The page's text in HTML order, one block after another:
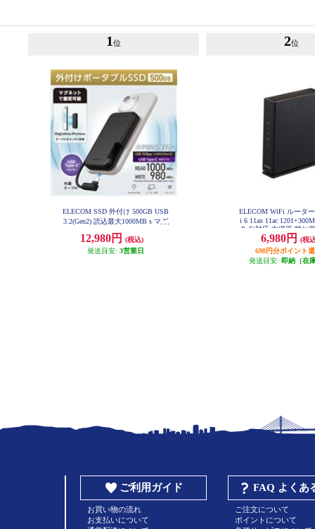
1 位
ELECOM SSD 外付け 500GB USB
3.2(Gen2) 読込最大1000MB s マグ
ポータブル ブラック ESD-EPB050
0GBK
12,980円
(税込)
発送目安: 3営業日
2位
ELECOM WiFi ルータ
i 6 11ax 11ac
PoE)対応 中継器 離れ
ラック WRC-
6,980円
(税
698円分ポイント
発送目安: 即納（在
ご利用ガイド
お買い物の流れ
お支払いについて
FAQ よくあ
ご注文について
ポイントについて